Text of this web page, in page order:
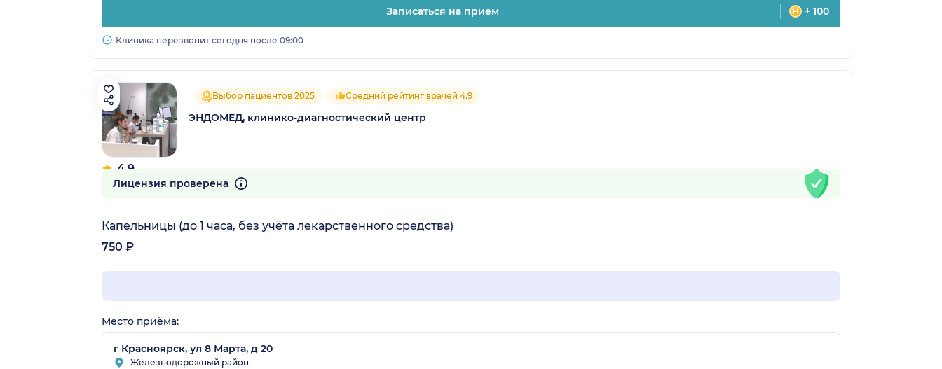
Записаться на прием + 100
Клиника перезвонит сегодня после 09:00
4.9
139 отзывов
Выбор пациентов 2025 Средний рейтинг врачей 4.9
ЭНДОМЕД, клинико-диагностический центр
Лицензия проверена
Капельницы (до 1 часа, без учёта лекарственного средства)
750 ₽
Место приёма:
г Красноярск, ул 8 Марта, д 20
Железнодорожный район